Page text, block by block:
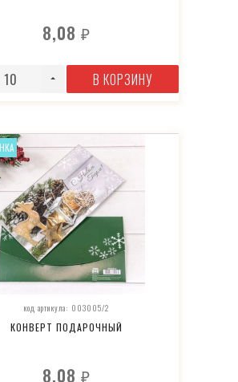
8,08₽
В КОРЗИНУ
код артикула: 003005/2
КОНВЕРТ ПОДАРОЧНЫЙ
8,08₽